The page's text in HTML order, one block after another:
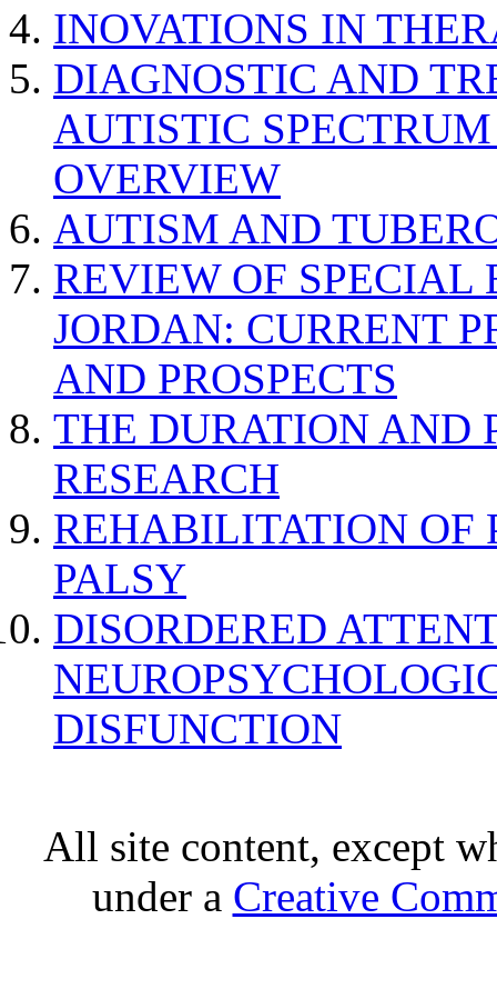
INOVATIONS IN
DIAGNOSTIC AND
AUTISTIC
OVERVIEW
AUTISM AND
REVIEW OF SPECIAL
JORDAN: CURRENT
AND PROSPECTS
THE DURATION AND
RESEARCH
REHABILITATION OF
PALSY
DISORDERED
DISFUNCTION
All site content, except
under a Creative